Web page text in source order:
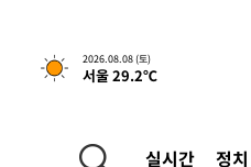
2026.08.08 (토)
서울 29.2℃
실시간 정치
-22006초 전 >
[속보]뉴욕증시